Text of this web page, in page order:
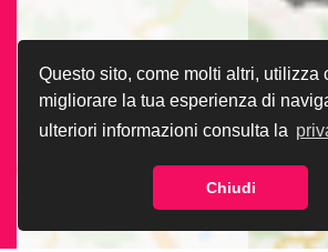
Questo sito, come molti altri, utilizza
migliorare la tua esperienza di
ulteriori informazioni consulta la
Chiudi